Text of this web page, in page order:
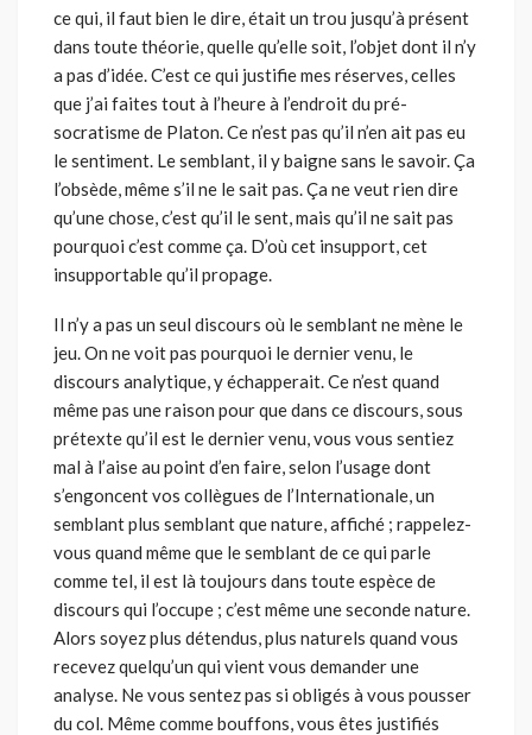
ce qui, il faut bien le dire, était un trou jusqu’à présent
dans toute théorie, quelle qu’elle soit, l’objet dont il n’y
a pas d’idée. C’est ce qui justifie mes réserves, celles
que j’ai faites tout à l’heure à l’endroit du pré-
socratisme de Platon. Ce n’est pas qu’il n’en ait pas eu
le sentiment. Le semblant, il y baigne sans le savoir. Ça
l’obsède, même s’il ne le sait pas. Ça ne veut rien dire
qu’une chose, c’est qu’il le sent, mais qu’il ne sait pas
pourquoi c’est comme ça. D’où cet insupport, cet
insupportable qu’il propage.
Il n’y a pas un seul discours où le semblant ne mène le
jeu. On ne voit pas pourquoi le dernier venu, le
discours analytique, y échapperait. Ce n’est quand
même pas une raison pour que dans ce discours, sous
prétexte qu’il est le dernier venu, vous vous sentiez
mal à l’aise au point d’en faire, selon l’usage dont
s’engoncent vos collègues de l’Internationale, un
semblant plus semblant que nature, affiché ; rappelez-
vous quand même que le semblant de ce qui parle
comme tel, il est là toujours dans toute espèce de
discours qui l’occupe ; c’est même une seconde nature.
Alors soyez plus détendus, plus naturels quand vous
recevez quelqu’un qui vient vous demander une
analyse. Ne vous sentez pas si obligés à vous pousser
du col. Même comme bouffons, vous êtes justifiés